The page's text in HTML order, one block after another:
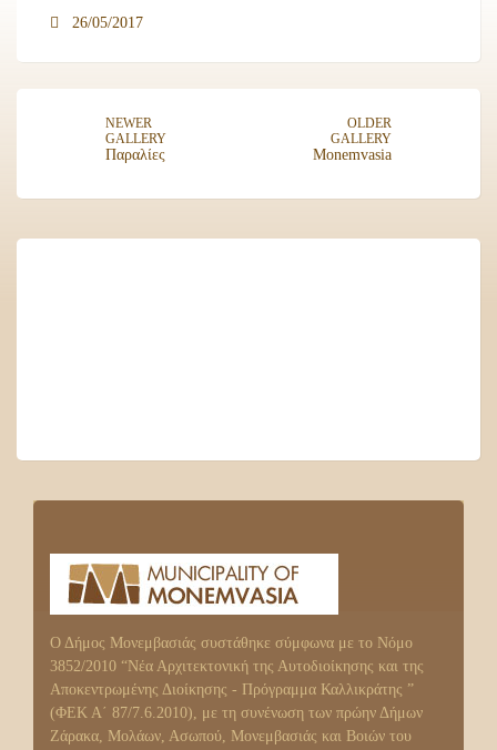
26/05/2017
NEWER
GALLERY
Παραλίες
OLDER
GALLERY
Monemvasia
Ο Δήμος Μονεμβασιάς συστάθηκε σύμφωνα με το Νόμο
3852/2010 “Νέα Αρχιτεκτονική της Αυτοδιοίκησης και της
Αποκεντρωμένης Διοίκησης - Πρόγραμμα Καλλικράτης ”
(ΦΕΚ Α΄ 87/7.6.2010), με τη συνένωση των πρώην Δήμων
Ζάρακα, Μολάων, Ασωπού, Μονεμβασιάς και Βοιών του